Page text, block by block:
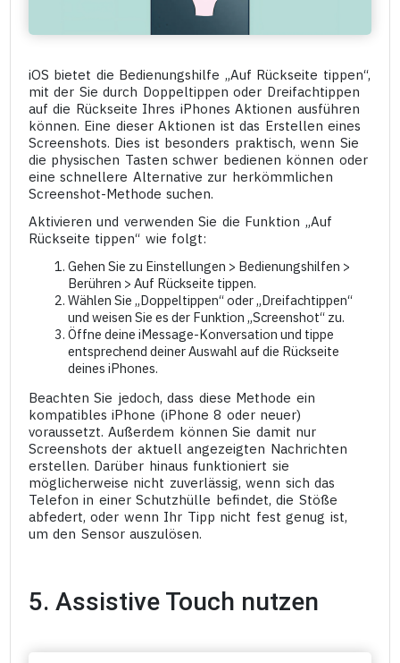
iOS bietet die Bedienungshilfe „Auf Rückseite tippen“,
mit der Sie durch Doppeltippen oder Dreifachtippen
auf die Rückseite Ihres iPhones Aktionen ausführen
können. Eine dieser Aktionen ist das Erstellen eines
Screenshots. Dies ist besonders praktisch, wenn Sie
die physischen Tasten schwer bedienen können oder
eine schnellere Alternative zur herkömmlichen
Screenshot-Methode suchen.
Aktivieren und verwenden Sie die Funktion „Auf
Rückseite tippen“ wie folgt:
Gehen Sie zu Einstellungen > Bedienungshilfen >
Berühren > Auf Rückseite tippen.
Wählen Sie „Doppeltippen“ oder „Dreifachtippen“
und weisen Sie es der Funktion „Screenshot“ zu.
Öffne deine iMessage-Konversation und tippe
entsprechend deiner Auswahl auf die Rückseite
deines iPhones.
Beachten Sie jedoch, dass diese Methode ein
kompatibles iPhone (iPhone 8 oder neuer)
voraussetzt. Außerdem können Sie damit nur
Screenshots der aktuell angezeigten Nachrichten
erstellen. Darüber hinaus funktioniert sie
möglicherweise nicht zuverlässig, wenn sich das
Telefon in einer Schutzhülle befindet, die Stöße
abfedert, oder wenn Ihr Tipp nicht fest genug ist,
um den Sensor auszulösen.
5. Assistive Touch nutzen